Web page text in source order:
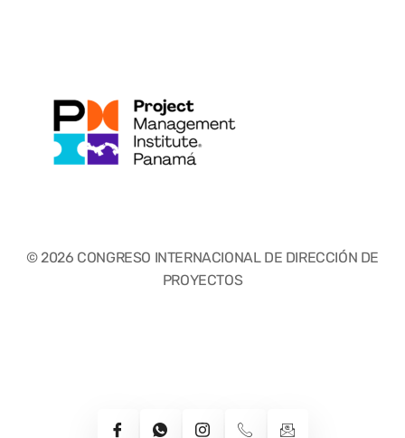
© 2026 CONGRESO INTERNACIONAL DE DIRECCIÓN DE
PROYECTOS